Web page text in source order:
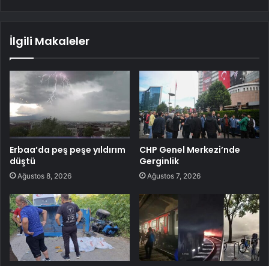
İlgili Makaleler
Erbaa’da peş peşe yıldırım
düştü
Ağustos 8, 2026
CHP Genel Merkezi’nde
Gerginlik
Ağustos 7, 2026